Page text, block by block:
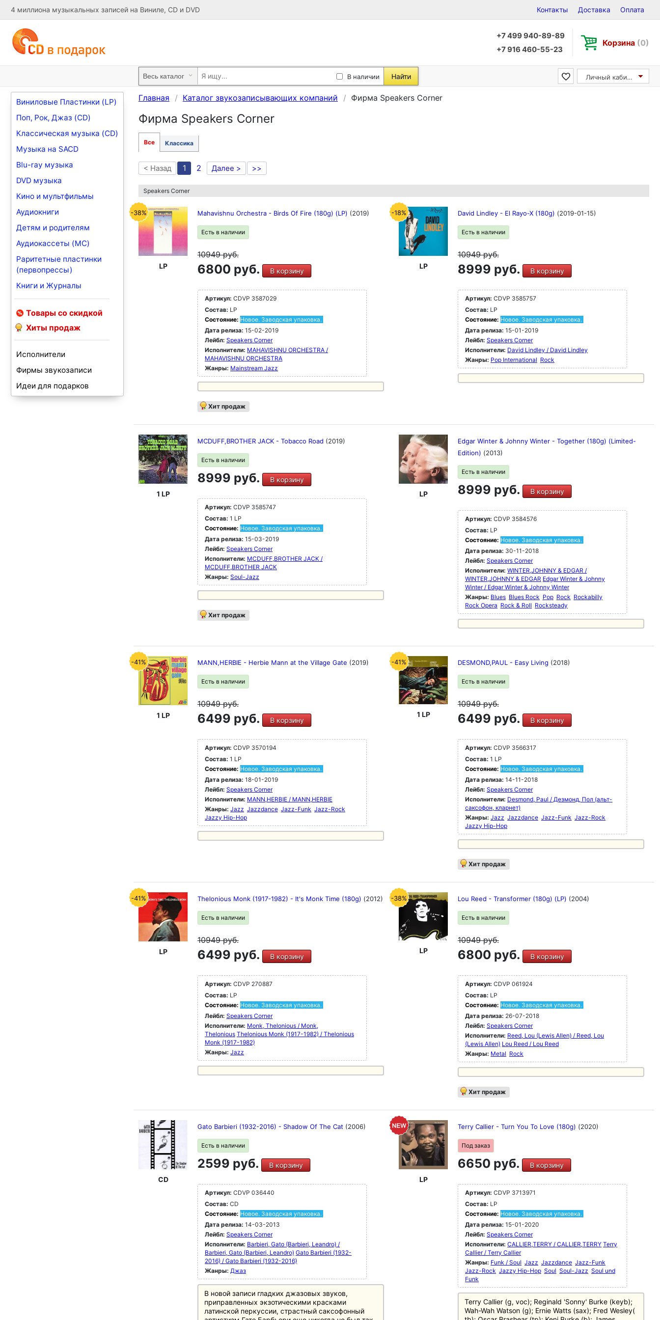
4 миллиона музыкальных записей на Виниле, CD и DVD Контакты Доставка Оплата
+7 499 940-89-89
+7 916 460-55-23
Корзина (0)
В наличии Найти Личный кабинет
Виниловые Пластинки (LP)
Поп, Рок, Джаз (CD)
Классическая музыка (CD)
Музыка на SACD
Blu-ray музыка
DVD музыка
Кино и мультфильмы
Аудиокниги
Детям и родителям
Аудиокассеты (MC)
Раритетные пластинки
(первопрессы)
Книги и Журналы
Товары со скидкой
Хиты продаж
Исполнители
Фирмы звукозаписи
Идеи для подарков
Главная Каталог звукозаписывающих компаний Фирма Speakers Corner
Фирма Speakers Corner
Все Классика
< Назад 1 2 Далее > >>
Speakers Corner
-38%
LP
Mahavishnu Orchestra - Birds Of Fire (180g) (LP) (2019)
Есть в наличии
10949руб.
6800 руб. В корзину
Артикул: CDVP 3587029
Состав: LP
Состояние: Новое. Заводская упаковка.
Дата релиза: 15-02-2019
Лейбл: Speakers Corner
Исполнители: MAHAVISHNU ORCHESTRA /
MAHAVISHNU ORCHESTRA
Жанры: Mainstream Jazz
Хит продаж
-18%
LP
David Lindley - El Rayo-X (180g) (2019-01-15)
Есть в наличии
10949руб.
8999 руб. В корзину
Артикул: CDVP 3585757
Состав: LP
Состояние: Новое. Заводская упаковка.
Дата релиза: 15-01-2019
Лейбл: Speakers Corner
Исполнители: David Lindley / David Lindley
Жанры: Pop International Rock
1 LP
MCDUFF,BROTHER JACK - Tobacco Road (2019)
Есть в наличии
8999 руб. В корзину
Артикул: CDVP 3585747
Состав: 1 LP
Состояние: Новое. Заводская упаковка.
Дата релиза: 15-03-2019
Лейбл: Speakers Corner
Исполнители: MCDUFF,BROTHER JACK /
MCDUFF,BROTHER JACK
Жанры: Soul-Jazz
Хит продаж
LP
Edgar Winter & Johnny Winter - Together (180g) (Limited-
Edition) (2013)
Есть в наличии
8999 руб. В корзину
Артикул: CDVP 3584576
Состав: LP
Состояние: Новое. Заводская упаковка.
Дата релиза: 30-11-2018
Лейбл: Speakers Corner
Исполнители: WINTER,JOHNNY & EDGAR /
WINTER,JOHNNY & EDGAR Edgar Winter & Johnny
Winter / Edgar Winter & Johnny Winter
Жанры: Blues Blues Rock Pop Rock Rockabilly
Rock Opera Rock & Roll Rocksteady
-41%
1 LP
MANN,HERBIE - Herbie Mann at the Village Gate (2019)
Есть в наличии
10949руб.
6499 руб. В корзину
Артикул: CDVP 3570194
Состав: 1 LP
Состояние: Новое. Заводская упаковка.
Дата релиза: 18-01-2019
Лейбл: Speakers Corner
Исполнители: MANN,HERBIE / MANN,HERBIE
Жанры: Jazz Jazzdance Jazz-Funk Jazz-Rock
Jazzy Hip-Hop
-41%
1 LP
DESMOND,PAUL - Easy Living (2018)
Есть в наличии
10949руб.
6499 руб. В корзину
Артикул: CDVP 3566317
Состав: 1 LP
Состояние: Новое. Заводская упаковка.
Дата релиза: 14-11-2018
Лейбл: Speakers Corner
Исполнители: Desmond, Paul / Дезмонд, Пол (альт-
саксофон, кларнет)
Жанры: Jazz Jazzdance Jazz-Funk Jazz-Rock
Jazzy Hip-Hop
Хит продаж
-41%
LP
Thelonious Monk (1917-1982) - It's Monk Time (180g) (2012)
Есть в наличии
10949руб.
6499 руб. В корзину
Артикул: CDVP 270887
Состав: LP
Состояние: Новое. Заводская упаковка.
Лейбл: Speakers Corner
Исполнители: Monk, Thelonious / Monk,
Thelonious Thelonious Monk (1917-1982) / Thelonious
Monk (1917-1982)
Жанры: Jazz
-38%
LP
Lou Reed - Transformer (180g) (LP) (2004)
Есть в наличии
10949руб.
6800 руб. В корзину
Артикул: CDVP 061924
Состав: LP
Состояние: Новое. Заводская упаковка.
Дата релиза: 26-07-2018
Лейбл: Speakers Corner
Исполнители: Reed, Lou (Lewis Allen) / Reed, Lou
(Lewis Allen) Lou Reed / Lou Reed
Жанры: Metal Rock
Хит продаж
CD
Gato Barbieri (1932-2016) - Shadow Of The Cat (2006)
Есть в наличии
2599 руб. В корзину
Артикул: CDVP 036440
Состав: CD
Состояние: Новое. Заводская упаковка.
Дата релиза: 14-03-2013
Лейбл: Speakers Corner
Исполнители: Barbieri, Gato (Barbieri, Leandro) /
Barbieri, Gato (Barbieri, Leandro) Gato Barbieri (1932-
2016) / Gato Barbieri (1932-2016)
Жанры: Джаз
В новой записи гладких джазовых звуков,
приправленных экзотическими красками
латинской перкуссии, страстный саксофонный
LP
Terry Callier - Turn You To Love (180g) (2020)
Под заказ
6650 руб. В корзину
Артикул: CDVP 3713971
Состав: LP
Состояние: Новое. Заводская упаковка.
Дата релиза: 15-01-2020
Лейбл: Speakers Corner
Исполнители: CALLIER,TERRY / CALLIER,TERRY Terry
Callier / Terry Callier
Жанры: Funk / Soul Jazz Jazzdance Jazz-Funk
Jazz-Rock Jazzy Hip-Hop Soul Soul-Jazz Soul und
Funk
Terry Callier (g, voc); Reginald 'Sonny' Burke (keyb);
Wah-Wah Watson (g); Ernie Watts (sax); Fred Wesley(